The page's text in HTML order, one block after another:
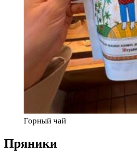
Горный чай
Пряники